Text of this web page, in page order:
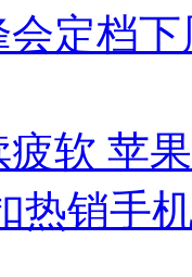
定档
软 苹
热销手